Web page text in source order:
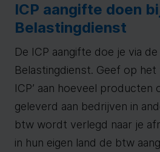
ICP aangifte doen
Belastingdienst
De ICP aangifte doe je via
Belastingdienst. Geef op het
ICP’ aan hoeveel
geleverd aan bedrijven in
btw wordt verlegd naar je
in hun eigen land de btw